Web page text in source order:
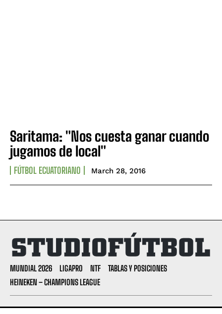
Saritama: "Nos cuesta ganar cuando
jugamos de local"
FÚTBOL ECUATORIANO March 28, 2016
MUNDIAL 2026 LIGAPRO NTF
TABLAS Y POSICIONES
HEINEKEN – CHAMPIONS LEAGUE